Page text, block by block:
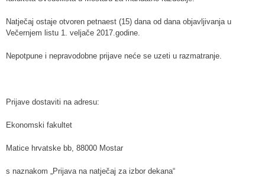
Natječaj ostaje otvoren petnaest (15) dana od dana objavljivanja u
Večernjem listu 1. veljače 2017.godine.
Nepotpune i nepravodobne prijave neće se uzeti u razmatranje.
Prijave dostaviti na adresu:
Ekonomski fakultet
Matice hrvatske bb, 88000 Mostar
s naznakom „Prijava na natječaj za izbor dekana“